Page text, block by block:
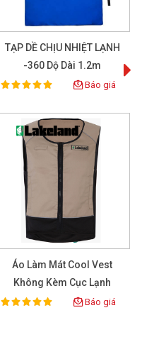
TẠP DỀ CHỊU NHIỆT LẠNH
-360 Dộ Dài 1.2m
Rating:
100% Báo giá
Áo Làm Mát Cool Vest
Không Kèm Cục Lạnh
Lakeland
Rating:
100% Báo giá